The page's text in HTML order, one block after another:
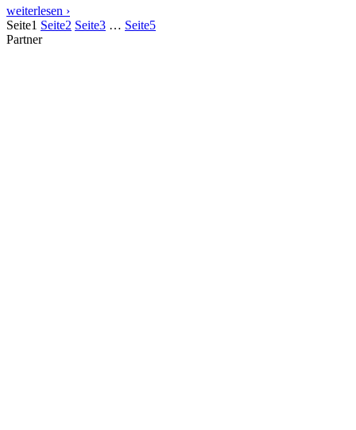
weiterlesen ›
Seite1 Seite2 Seite3 … Seite5
Partner